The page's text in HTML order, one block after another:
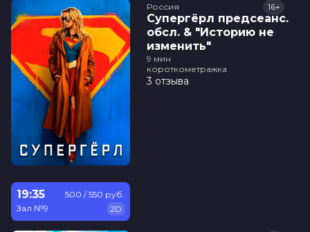
Россия
Супергёрл предсеанс.
обсл. & "Историю не
изменить"
16+
9 мин
короткометражка
3 отзыва
19:35
Зал №9
500 / 550 руб.
2D